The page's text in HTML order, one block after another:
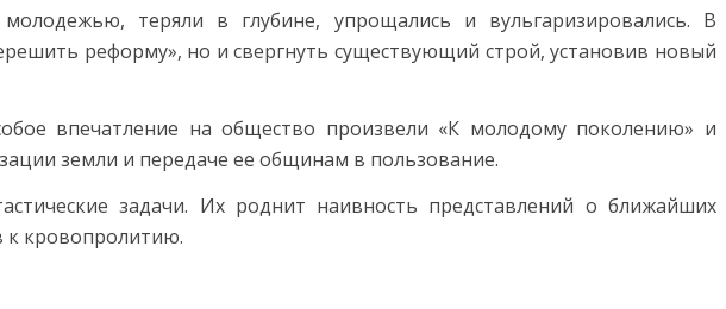
теряли в глубине, упрощались и вульгаризировались. В
реформу», но и свергнуть существующий строй, установив новый
впечатление на общество произвели «К молодому поколению» и
земли и передаче ее общинам в пользование.
задачи. Их роднит наивность представлений о ближайших
к кровопролитию.